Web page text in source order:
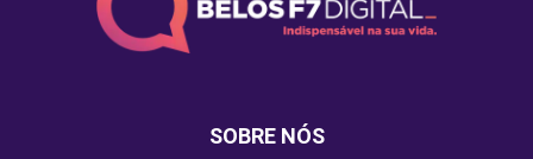
SOBRE NÓS